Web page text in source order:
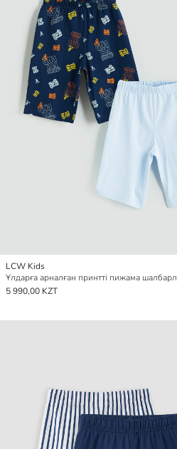
LCW Kids
5 990,00 KZT